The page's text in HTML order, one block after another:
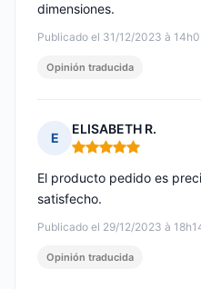
Publicado el 31/12/2023 à
dimensiones.
Opinión traducida
E
ELISABETH R.
Nota: 5 de 5
Publicado el 29/12/2023 à
El producto pedido es
satisfecho.
Opinión traducida